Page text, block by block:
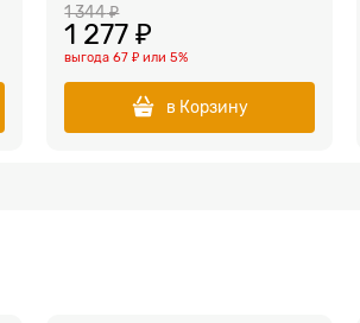
1 344 ₽
1 277 ₽
выгода67 ₽ или5%
в Корзину